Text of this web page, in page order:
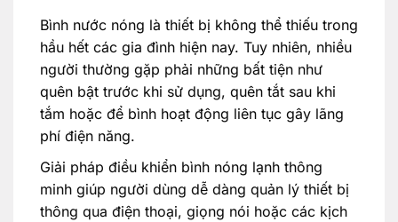
Bình nước nóng là thiết bị không thể thiếu trong
hầu hết các gia đình hiện nay. Tuy nhiên, nhiều
người thường gặp phải những bất tiện như
quên bật trước khi sử dụng, quên tắt sau khi
tắm hoặc để bình hoạt động liên tục gây lãng
phí điện năng.
Giải pháp điều khiển bình nóng lạnh thông
minh giúp người dùng dễ dàng quản lý thiết bị
thông qua điện thoại, giọng nói hoặc các kịch